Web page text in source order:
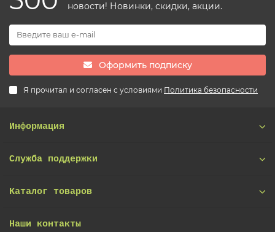
новости! Новинки, скидки, акции.
Оформить подписку
Я прочитал и согласен с условиями Политика безопасности
Информация
Служба поддержки
Каталог товаров
Наши контакты